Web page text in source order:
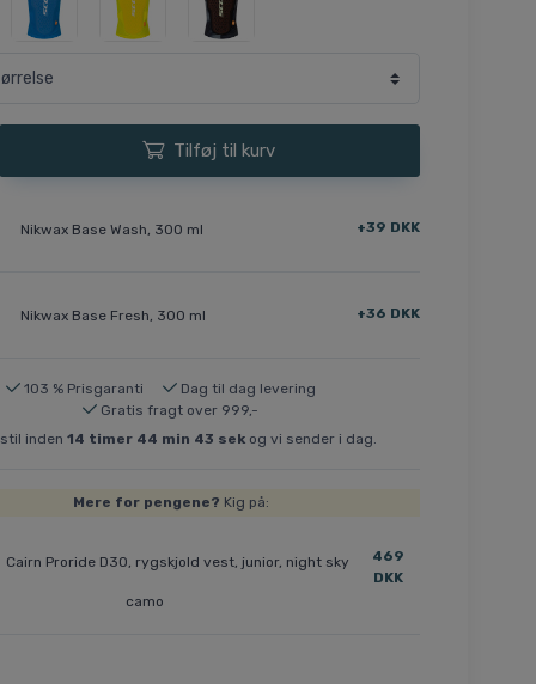
Tilføj til kurv
Nikwax Base Wash, 300 ml +39 DKK
Nikwax Base Fresh, 300 ml +36 DKK
103 % Prisgaranti
Dag til dag levering
Gratis fragt over 999,-
inden14 timer 44 min 42 sek og vi sender i dag.
Mere for pengene? Kig på:
Cairn Proride D3O, rygskjold vest, junior, night sky
camo
469
DKK